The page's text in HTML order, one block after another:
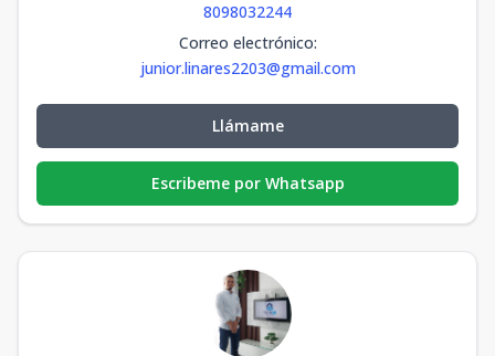
8098032244
Correo electrónico:
junior.linares2203@gmail.com
Llámame
Escribeme por Whatsapp